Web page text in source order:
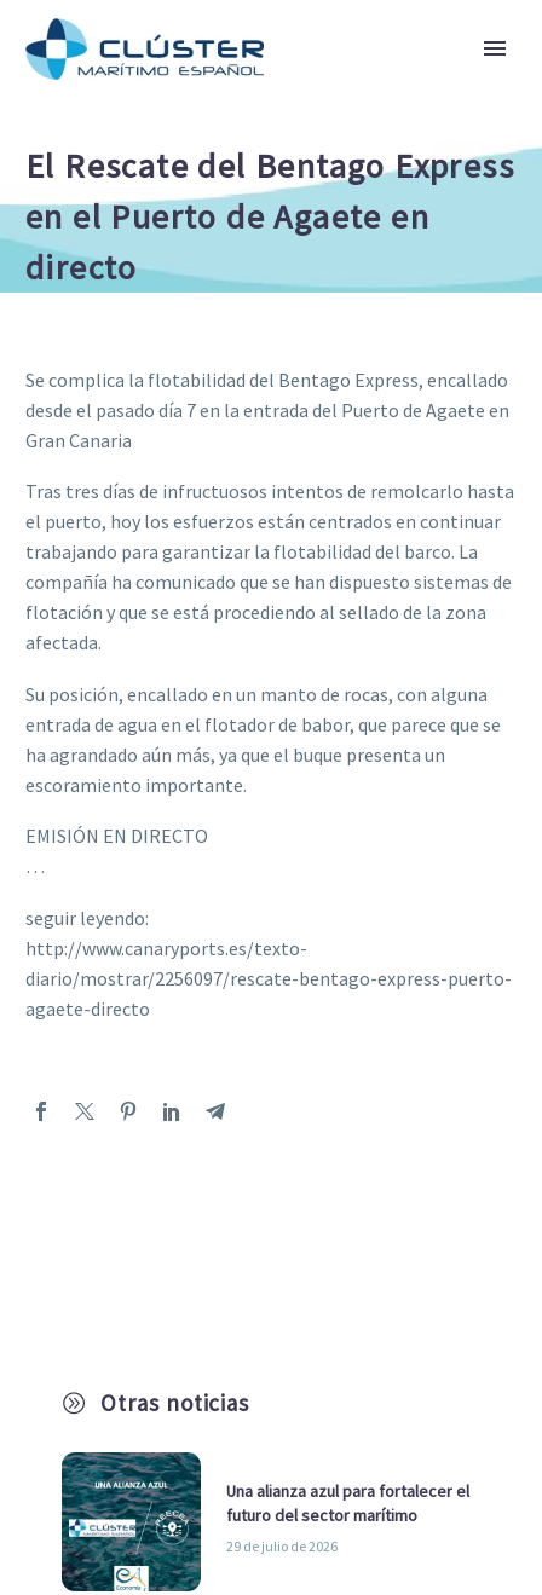
El Rescate del Bentago Express
en el Puerto de Agaete en
directo
A Otras noticias
Una alianza azul para fortalecer el
futuro del sector marítimo
29 de julio de 2026
Se complica la flotabilidad del Bentago Express, encallado
desde el pasado día 7 en la entrada del Puerto de Agaete en
Gran Canaria
Tras tres días de infructuosos intentos de remolcarlo hasta
el puerto, hoy los esfuerzos están centrados en continuar
trabajando para garantizar la flotabilidad del barco. La
compañía ha comunicado que se han dispuesto sistemas de
flotación y que se está procediendo al sellado de la zona
afectada.
Su posición, encallado en un manto de rocas, con alguna
entrada de agua en el flotador de babor, que parece que se
ha agrandado aún más, ya que el buque presenta un
escoramiento importante.
EMISIÓN EN DIRECTO
…
seguir leyendo:
http://www.canaryports.es/texto-
diario/mostrar/2256097/rescate-bentago-express-puerto-
agaete-directo